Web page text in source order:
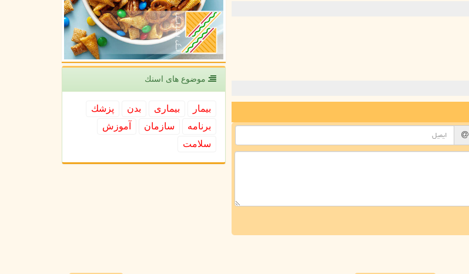
موضوع های اسنك
بیمار بیماری بدن
پزشك
برنامه
سازمان
آموزش
سلامت